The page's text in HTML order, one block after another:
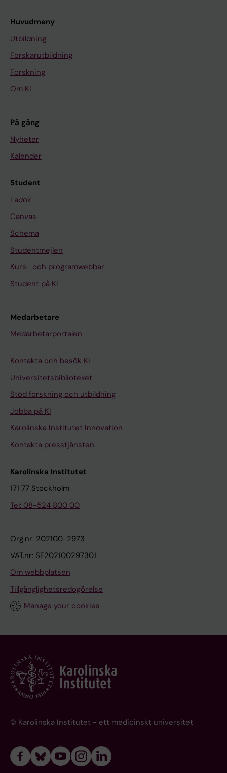
Huvudmeny
Utbildning
Forskarutbildning
Forskning
Om KI
På gång
Nyheter
Kalender
Student
Ladok
Canvas
Schema
Studentmejlen
Kurs- och programwebbar
Student på KI
Medarbetare
Medarbetarportalen
Kontakta och besök KI
Universitetsbiblioteket
Stöd forskning och utbildning
Jobba på KI
Karolinska Institutet Innovation
Kontakta presstjänsten
Karolinska Institutet
171 77 Stockholm
Tel: 08-524 800 00
Org.nr: 202100-2973
VAT.nr: SE202100297301
Om webbplatsen
Tillgänglighetsredogörelse
Manage your cookies
© Karolinska Institutet - ett medicinskt universitet